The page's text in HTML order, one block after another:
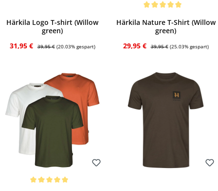
Härkila Logo T-shirt (Willow
green)
Verkaufspreis:
31,95 € 39,95 € (20.03% gespart)
Bewerten
Härkila Nature T-Shirt (Willow
green)
Verkaufspreis:
29,95 € 39,95 € (25.03% gespart)
Bewerten